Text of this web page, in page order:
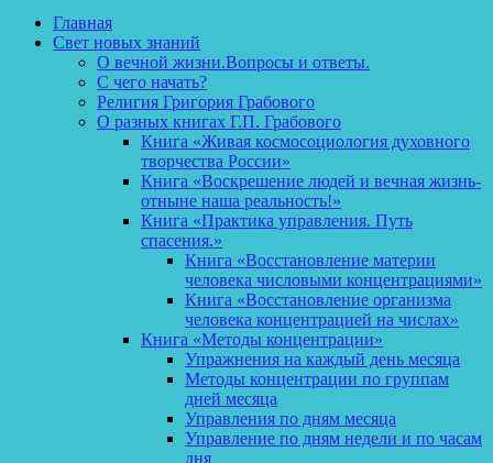
Главная
Свет новых знаний
О вечной жизни.Вопросы и ответы.
С чего начать?
Религия Григория Грабового
О разных книгах Г.П. Грабового
Книга «Живая космосоциология духовного
творчества России»
Книга «Воскрешение людей и вечная жизнь-
отныне наша реальность!»
Книга «Практика управления. Путь
спасения.»
Книга «Восстановление материи
человека числовыми концентрациями»
Книга «Восстановление организма
человека концентрацией на числах»
Книга «Методы концентрации»
Упражнения на каждый день месяца
Методы концентрации по группам
дней месяца
Управления по дням месяца
Управление по дням недели и по часам
дня